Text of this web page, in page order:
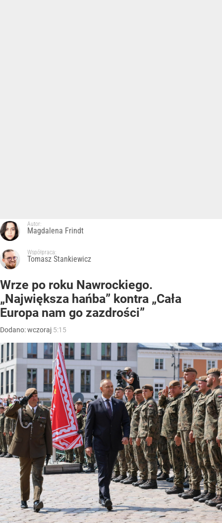
Autor:
Magdalena Frindt
Współpraca:
Tomasz Stankiewicz
Wrze po roku Nawrockiego.
„Największa hańba” kontra „Cała
Europa nam go zazdrości”
Dodano:wczoraj 5:15